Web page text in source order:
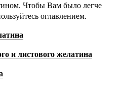
Чтобы Вам было легче
оглавлением.
и листового желатина